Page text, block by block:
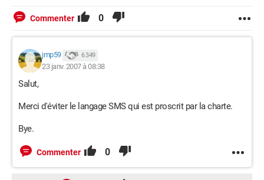
Commenter 0
jmp59 6 349
23 janv. 2007 à 08:38
Salut,
Merci d'éviter le langage SMS qui est proscrit par la charte.
Bye.
Commenter 0